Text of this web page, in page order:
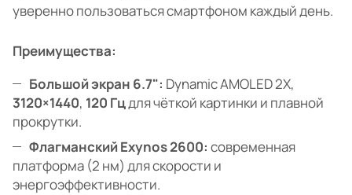
уверенно пользоваться смартфоном каждый день.
Преимущества:
Большой экран 6.7": Dynamic AMOLED 2X,
3120×1440, 120 Гцдля чёткой картинки и плавной
прокрутки.
Флагманский Exynos 2600: современная
платформа (2 нм) для скорости и
энергоэффективности.